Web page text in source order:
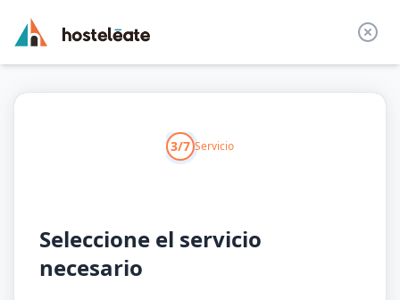
3/7 Servicio
Seleccione el servicio
necesario